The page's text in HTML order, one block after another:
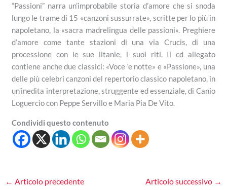
“Passioni” narra un’improbabile storia d’amore che si snoda
lungo le trame di 15 «canzoni sussurrate», scritte per lo più in
napoletano, la «sacra madrelingua delle passioni». Preghiere
d’amore come tante stazioni di una via Crucis, di una
processione con le sue litanie, i suoi riti. Il cd allegato
contiene anche due classici: «Voce ‘e notte» e «Passione», una
delle più celebri canzoni del repertorio classico napoletano, in
un’inedita interpretazione, struggente ed essenziale, di Canio
Loguercio con Peppe Servillo e Maria Pia De Vito.
Condividi questo contenuto
← Articolo precedente Articolo successivo →